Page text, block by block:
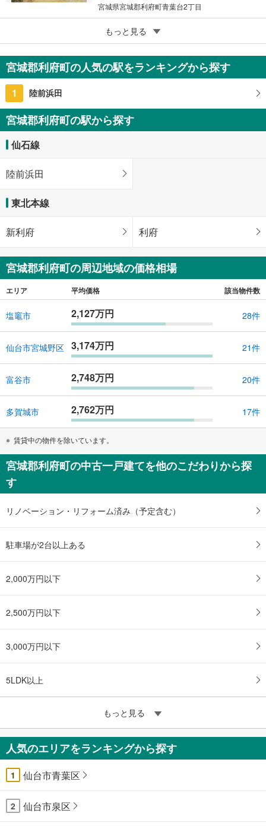
宮城県宮城郡利府町青葉台2丁目
成約でもらえる
宮城郡利府町しらかし台1丁目
3,198万円
4SLDK
もっと見る
宮城郡利府町の人気の駅をランキングから探す
1 陸前浜田
宮城郡利府町の駅から探す
仙石線
陸前浜田
東北本線
新利府 利府
宮城郡利府町の周辺地域の価格相場
エリア 平均価格 該当物件数
塩竈市 2,127万円 28件
仙台市宮城野区 3,174万円 21件
富谷市 2,748万円 20件
多賀城市 2,762万円 17件
賃貸中の物件を除いています。
宮城郡利府町の中古一戸建てを他のこだわりから探
す
リノベーション・リフォーム済み（予定含む）
駐車場が2台以上ある
2,000万円以下
2,500万円以下
3,000万円以下
5LDK以上
もっと見る
人気のエリアをランキングから探す
1 仙台市青葉区
2 仙台市泉区